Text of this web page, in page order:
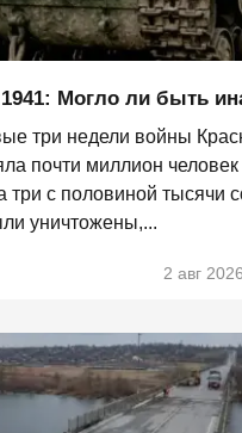
1941: Могло ли быть
три недели войны
почти миллион
с половиной тысячи
уничтожены,...
2 авг 2026